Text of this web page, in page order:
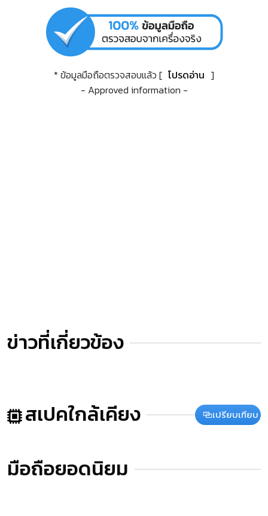
* ข้อมูลมือถือตรวจสอบแล้ว [ โปรดอ่าน ]
- Approved information -
ข่าวที่เกี่ยวข้อง
สเปคใกล้เคียง เปรียบเทียบ
มือถือยอดนิยม